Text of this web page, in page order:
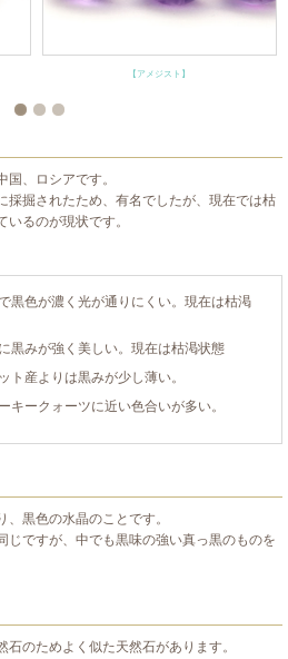
【アメジスト】
、ロシアです。
採掘されたため、有名でしたが、現在では枯
るのが現状です。
黒色が濃く光が通りにくい。現在は枯渇
黒みが強く美しい。現在は枯渇状態
ト産よりは黒みが少し薄い。
キークォーツに近い色合いが多い。
、黒色の水晶のことです。
じですが、中でも黒味の強い真っ黒のものを
石のためよく似た天然石があります。